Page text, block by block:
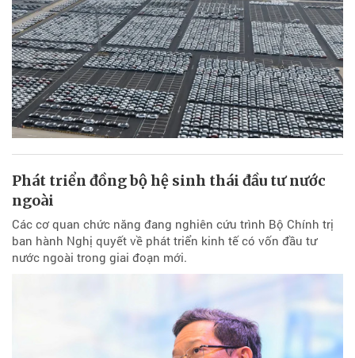
Phát triển đồng bộ hệ sinh thái đầu tư nước
ngoài
Các cơ quan chức năng đang nghiên cứu trình Bộ Chính trị
ban hành Nghị quyết về phát triển kinh tế có vốn đầu tư
nước ngoài trong giai đoạn mới.